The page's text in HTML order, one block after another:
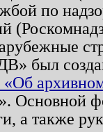
по
был
Основной
а также